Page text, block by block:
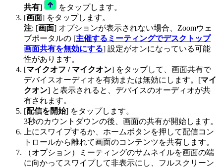
共有]
をタップします。
[画面] をタップします。
注: [画面] オプションが表示されない場合、Zoomウェ
ブポータルの [主催するミーティングでデスクトップ
画面共有を無効にする] 設定がオンになっている可能
性があります。
[マイクオフ / マイクオン] をタップして、画面共有で
デバイスオーディオを有効または無効にします。[マイ
クオン] と表示されると、デバイスのオーディオが共
有されます。
[配信を開始] をタップします。
3秒のカウントダウンの後、画面の共有が開始します。
上にスワイプするか、ホームボタンを押して配信コン
トロールから離れて画面のコンテンツを共有します。
（オプション）ミーティングのサムネイルを画面の端
に向かってスワイプして非表示にし、フルスクリーン